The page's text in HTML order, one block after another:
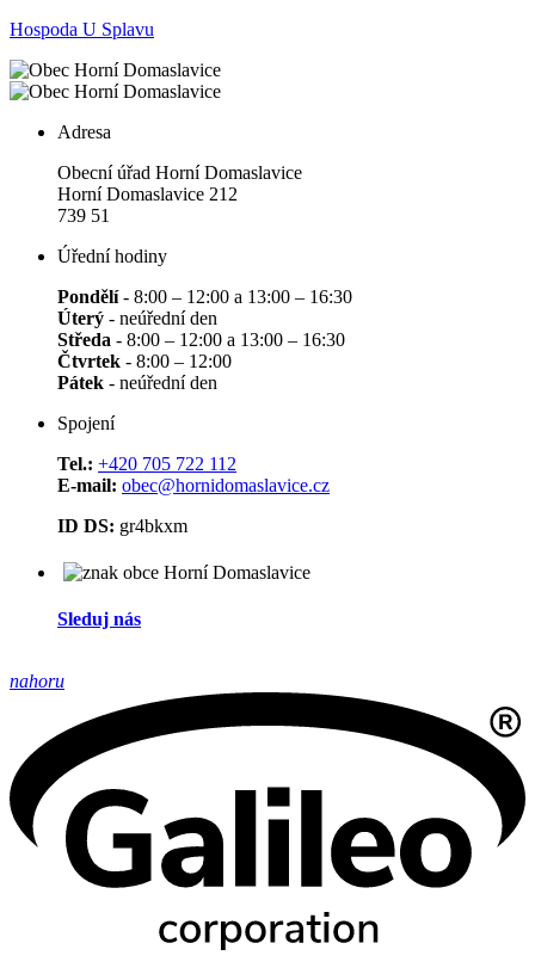
Hospoda U Splavu
Adresa
Obecní úřad Horní Domaslavice
Horní Domaslavice 212
739 51
Úřední hodiny
Pondělí- 8:00 – 12:00 a 13:00 – 16:30
Úterý - neúřední den
Středa - 8:00 – 12:00 a 13:00 – 16:30
Čtvrtek - 8:00 – 12:00
Pátek - neúřední den
Spojení
Tel.: +420 705 722 112
E-mail: obec@hornidomaslavice.cz
ID DS: gr4bkxm
Sleduj nás
nahoru